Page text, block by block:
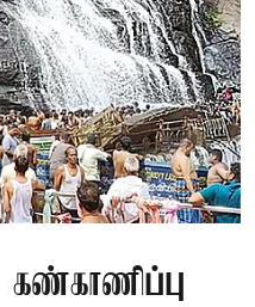
கண்காணிப்பு